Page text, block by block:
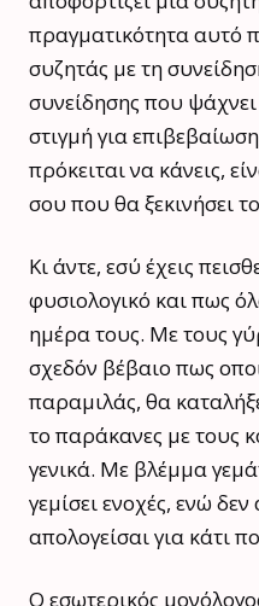
πραγματικότητα αυτό
συζητάς με τη
συνείδησης που
στιγμή για
πρόκειται να κάνεις,
σου που θα ξεκινήσει
Κι άντε, εσύ έχεις
φυσιολογικό και πως
ημέρα τους. Με τους
σχεδόν βέβαιο πως
παραμιλάς, θα
το παράκανες με τους
γενικά. Με βλέμμα
γεμίσει ενοχές, ενώ
απολογείσαι για κάτι
Ο εσωτερικός